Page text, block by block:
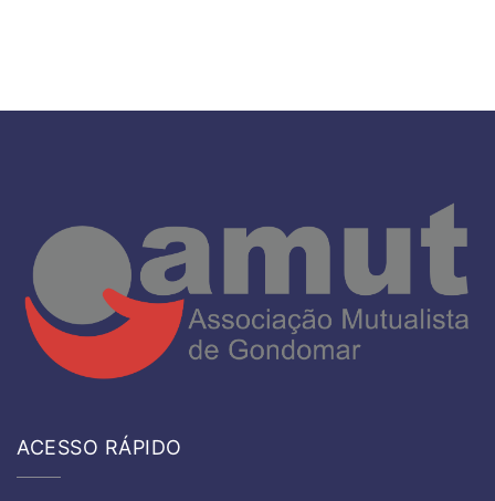
ACESSO RÁPIDO